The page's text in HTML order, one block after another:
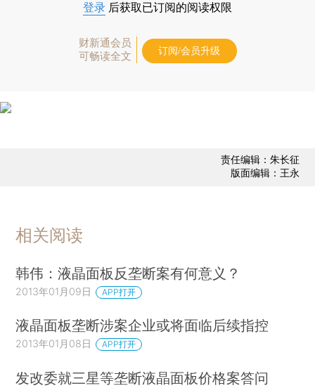
登录 后获取已订阅的阅读权限
财新通会员
可畅读全文
订阅/会员升级
责任编辑：朱长征
版面编辑：王永
相关阅读
韩伟：液晶面板反垄断案有何意义？
2013年01月09日 APP打开
液晶面板垄断涉案企业或将面临后续指控
2013年01月08日 APP打开
发改委就三星等垄断液晶面板价格案答问